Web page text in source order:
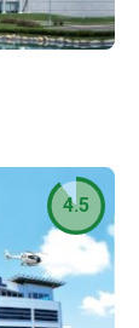
4.5